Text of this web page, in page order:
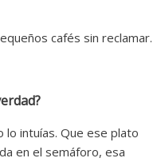
cafés sin reclamar.
lo intuías. Que ese plato
en el semáforo, esa